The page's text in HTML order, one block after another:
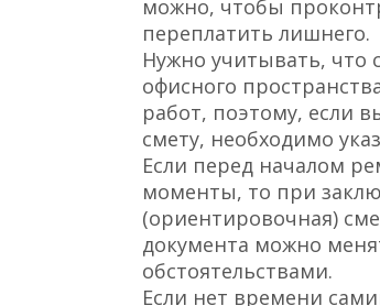
можно, чтобы
переплатить лишнего.
Нужно учитывать, что
офисного
работ, поэтому, если
смету, необходимо
Если перед началом
моменты, то при
(ориентировочная)
документа можно
обстоятельствами.
Если нет времени